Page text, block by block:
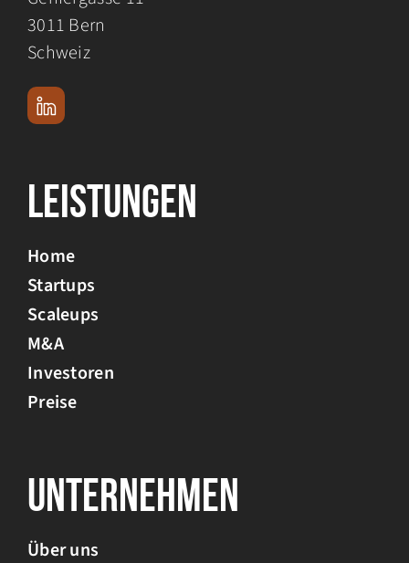
3011 Bern
Schweiz
Leistungen
Home
Startups
Scaleups
M&A
Investoren
Preise
Unternehmen
Über uns